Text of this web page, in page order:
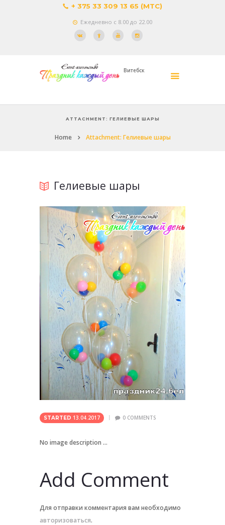
+ 375 33 309 13 65 (МТС)
Ежедневно с 8.00 до 22.00
Витебск
ATTACHMENT: ГЕЛИЕВЫЕ ШАРЫ
Home Attachment: Гелиевые шары
Гелиевые шары
STARTED 13.04.2017 0COMMENTS
No image description ...
Add Comment
Для отправки комментария вам необходимо
авторизоваться.